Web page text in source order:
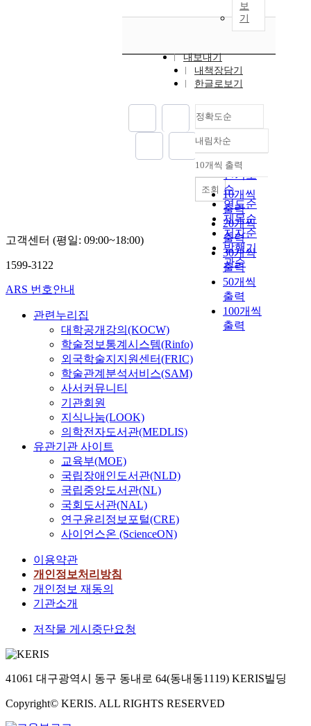
보
기
내보내기
내책장담기
한글로보기
정확도순
정확도
순
인기도
순
연도순
제목순
저자순
발행기
관순
내림차순
내림차순
10개씩 출력
10개씩
출력
20개씩
출력
30개씩
출력
50개씩
출력
100개씩
출력
조회
고객센터 (평일: 09:00~18:00)
1599-3122
ARS 번호안내
관련누리집
대학공개강의(KOCW)
학술정보통계시스템(Rinfo)
외국학술지지원센터(FRIC)
학술관계분석서비스(SAM)
사서커뮤니티
기관회원
지식나눔(LOOK)
의학전자도서관(MEDLIS)
유관기관 사이트
교육부(MOE)
국립장애인도서관(NLD)
국립중앙도서관(NL)
국회도서관(NAL)
연구윤리정보포털(CRE)
사이언스온 (ScienceON)
이용약관
개인정보처리방침
개인정보 재동의
기관소개
저작물 게시중단요청
41061 대구광역시 동구 동내로 64(동내동1119) KERIS빌딩
Copyright© KERIS. ALL RIGHTS RESERVED